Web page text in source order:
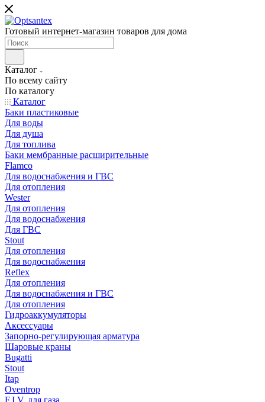
Готовый интернет-магазин товаров для дома
Каталог
По всему сайту
По каталогу
Каталог
Баки пластиковые
Для воды
Для душа
Для топлива
Баки мембранные расширительные
Flamco
Для водоснабжения и ГВС
Для отопления
Wester
Для отопления
Для водоснабжения
Для ГВС
Stout
Для отопления
Для водоснабжения
Reflex
Для отопления
Для водоснабжения и ГВС
Для отопления
Гидроаккумуляторы
Аксессуары
Запорно-регулирующая арматура
Шаровые краны
Bugatti
Stout
Itap
Oventrop
F.I.V. для газа